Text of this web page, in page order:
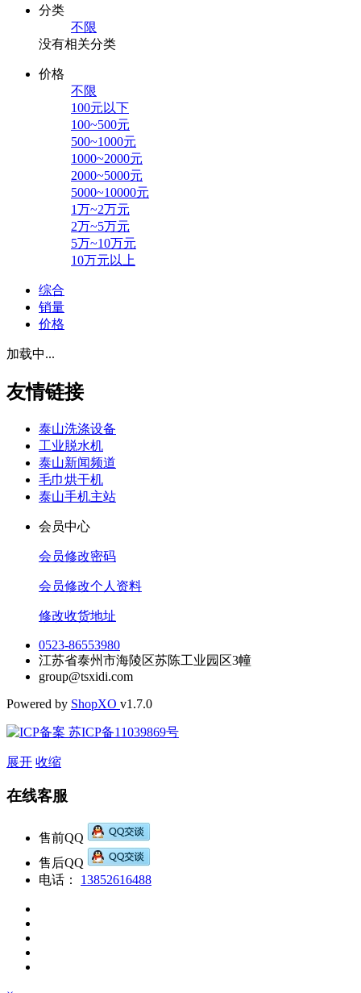
分类
不限
没有相关分类
价格
不限
100元以下
100~500元
500~1000元
1000~2000元
2000~5000元
5000~10000元
1万~2万元
2万~5万元
5万~10万元
10万元以上
综合
销量
价格
加载中...
友情链接
泰山洗涤设备
工业脱水机
泰山新闻频道
毛巾烘干机
泰山手机主站
会员中心
会员修改密码
会员修改个人资料
修改收货地址
0523-86553980
江苏省泰州市海陵区苏陈工业园区3幢
group@tsxidi.com
Powered by ShopXO v1.7.0
苏ICP备11039869号
展开 收缩
在线客服
售前QQ
售后QQ
电话：
13852616488